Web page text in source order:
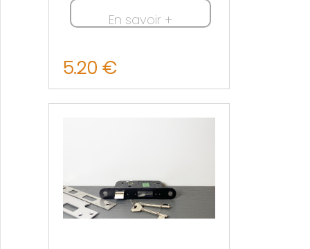
En savoir +
5.20 €
Nous contacter